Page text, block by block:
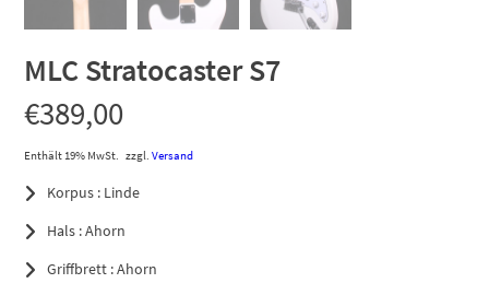
MLC Stratocaster S7
€389,00
Enthält 19% MwSt. zzgl.Versand
Korpus : Linde
Hals : Ahorn
Griffbrett : Ahorn